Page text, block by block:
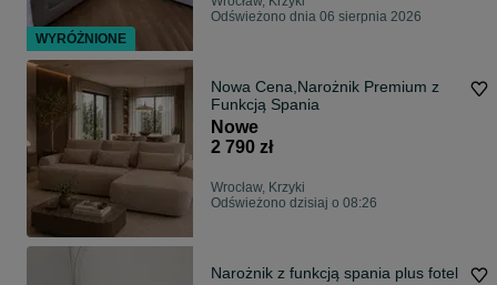
Odświeżono dnia 06 sierpnia 2026
Nowa Cena,Narożnik Premium z
Funkcją Spania
Nowe
2 790 zł
Wrocław, Krzyki
Odświeżono dzisiaj o 08:26
Narożnik z funkcją spania plus fotel
WYRÓŻNIONE